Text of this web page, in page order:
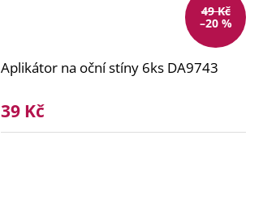
49 Kč
–20 %
Aplikátor na oční stíny 6ks DA9743
39 Kč